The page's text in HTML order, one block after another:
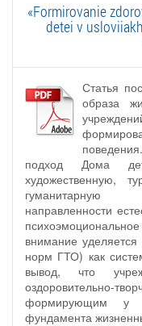
«Formirovanie
detei v
Статья
образа
подход Дома
художественную,
гуманитарную
направленности
внимание
норм ГТО) как
вывод, что
формирующим у
фундамента